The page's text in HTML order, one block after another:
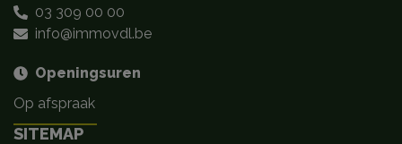
03 309 00 00
info@immovdl.be
Openingsuren
Op afspraak
SITEMAP